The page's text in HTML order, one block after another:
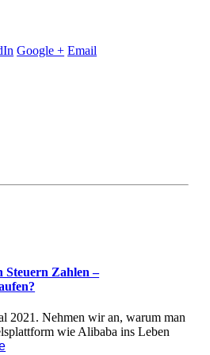
Google + Email
Steuern Zahlen –
2021. Nehmen wir an, warum man
wie Alibaba ins Leben